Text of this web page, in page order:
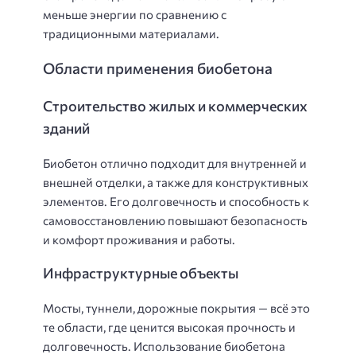
меньше энергии по сравнению с
традиционными материалами.
Области применения биобетона
Строительство жилых и коммерческих
зданий
Биобетон отлично подходит для внутренней и
внешней отделки, а также для конструктивных
элементов. Его долговечность и способность к
самовосстановлению повышают безопасность
и комфорт проживания и работы.
Инфраструктурные объекты
Мосты, туннели, дорожные покрытия — всё это
те области, где ценится высокая прочность и
долговечность. Использование биобетона